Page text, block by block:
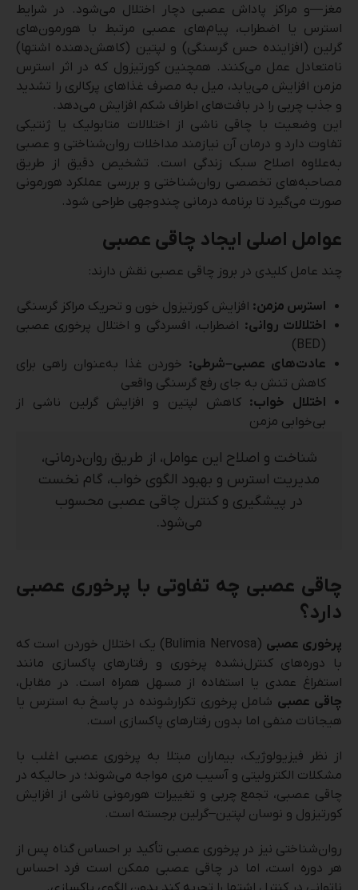
مغز—و مراکز پاداش عصبی دچار اختلال می‌شود. در شرایط
استرس یا اضطراب، پیام‌های عصبی مرتبط با هورمون‌های
گرلین (افزاینده حس گرسنگی) و لپتین (کاهش‌دهنده اشتها)
نامتعادل عمل می‌کنند. همچنین کورتیزول که در اثر استرس
مزمن افزایش می‌یابد، میل به مصرف غذاهای پرکالری را تشدید
و جذب چربی را در بافت‌های اطراف شکم افزایش می‌دهد.
این وضعیت با چاقی ناشی از اختلالات متابولیک یا ژنتیکی
تفاوت دارد و درمان آن نیازمند مداخلات روان‌شناختی و عصبی
به‌علاوه اصلاح سبک زندگی است. تشخیص دقیق از طریق
مصاحبه‌های تخصصی روان‌شناختی و بررسی عملکرد هورمونی
صورت می‌گیرد تا برنامه درمانی چندوجهی طراحی شود.
عوامل اصلی ایجاد چاقی عصبی
چند عامل کلیدی در بروز چاقی عصبی نقش دارند:
استرس مزمن: افزایش کورتیزول خون و تحریک مراکز گرسنگی
اختلالات روانی: اضطراب، افسردگی و اختلال پرخوری عصبی
(BED)
عادت‌های عصبی–شرطی: خوردن غذا به‌عنوان راهی برای
کاهش تنش به جای رفع گرسنگی واقعی
اختلال خواب: کاهش لپتین و افزایش گرلین ناشی از
بی‌خوابی مزمن
شناخت و اصلاح این عوامل، از طریق روان‌درمانی،
مدیریت استرس و بهبود الگوی خواب، گام نخست
در پیشگیری و کنترل چاقی عصبی محسوب
می‌شود.
چاقی عصبی چه تفاوتی با پرخوری عصبی
دارد؟
پرخوری عصبی
(Bulimia Nervosa) یک اختلال خوردن است که
با دوره‌های کنترل‌نشده پرخوری و رفتارهای پاکسازی مانند
استفراغ عمدی یا استفاده از مسهل همراه است. در مقابل،
چاقی عصبی شامل پرخوری تکرارشونده در پاسخ به استرس یا
هیجانات منفی اما بدون رفتارهای پاکسازی است.
از نظر فیزیولوژیک، بیماران مبتلا به پرخوری عصبی اغلب با
مشکلات الکترولیتی و آسیب مری مواجه می‌شوند؛ در حالیکه در
چاقی عصبی، تجمع چربی و تغییرات هورمونی ناشی از افزایش
کورتیزول و نوسان لپتین–گرلین برجسته است.
روان‌شناختی نیز در پرخوری عصبی تأکید بر احساس گناه پس از
هر دوره است، اما در چاقی عصبی ممکن است فرد احساس